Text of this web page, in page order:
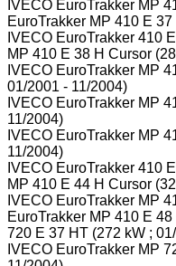
IVECO EuroTrakker MP
EuroTrakker MP 410 E
IVECO EuroTrakker 410
MP 410 E 38 H Cursor
IVECO EuroTrakker MP
01/2001 - 11/2004)
IVECO EuroTrakker MP
11/2004)
IVECO EuroTrakker MP
11/2004)
IVECO EuroTrakker 410
MP 410 E 44 H Cursor
IVECO EuroTrakker MP
EuroTrakker MP 410 E
720 E 37 HT (272 kW ;
IVECO EuroTrakker MP